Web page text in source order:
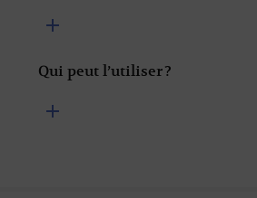
Qui peut l’utiliser ?